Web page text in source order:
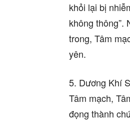
khỏi lại bị
không thông”.
trong, Tâm
yên.
5. Dương Khí
Tâm mạch,
đọng thành